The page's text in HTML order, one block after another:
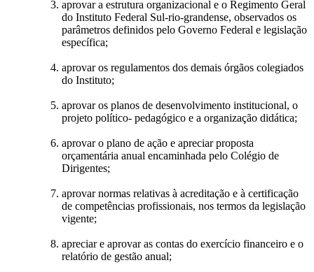
aprovar a estrutura organizacional e o Regimento Geral
do Instituto Federal Sul-rio-grandense, observados os
parâmetros definidos pelo Governo Federal e legislação
específica;
aprovar os regulamentos dos demais órgãos colegiados
do Instituto;
aprovar os planos de desenvolvimento institucional, o
projeto político- pedagógico e a organização didática;
aprovar o plano de ação e apreciar proposta
orçamentária anual encaminhada pelo Colégio de
Dirigentes;
aprovar normas relativas à acreditação e à certificação
de competências profissionais, nos termos da legislação
vigente;
apreciar e aprovar as contas do exercício financeiro e o
relatório de gestão anual;